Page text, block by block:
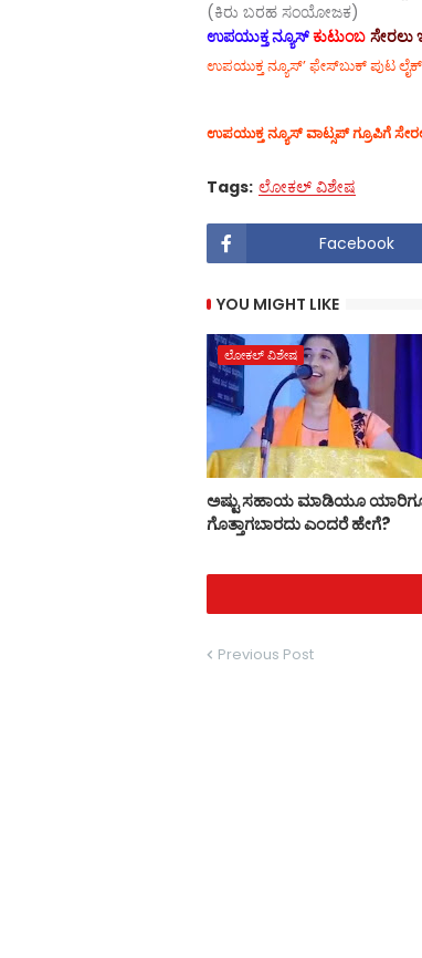
(ಕಿರು ಬರಹ ಸಂಯೋಜಕ)
ಉಪಯುಕ್ತ ನ್ಯೂಸ್ಕುಟುಂಬ ಸೇರಲು
ಉಪಯುಕ್ತ ನ್ಯೂಸ್‌’ ಫೇಸ್‌ಬುಕ್ ಪುಟ
ಉಪಯುಕ್ತ ನ್ಯೂಸ್‌ ವಾಟ್ಸಪ್‌ ಗ್ರೂಪಿಗೆ
Tags: ಲೋಕಲ್ ವಿಶೇಷ
Facebook
YOU MIGHT LIKE
ಲೋಕಲ್ ವಿಶೇಷ
ಅಷ್ಟು ಸಹಾಯ ಮಾಡಿಯೂ
ಗೊತ್ತಾಗಬಾರದು ಎಂದರೆ ಹೇಗೆ?
Previous Post